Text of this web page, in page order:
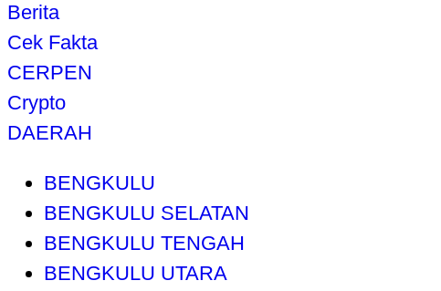
Berita
Cek Fakta
CERPEN
Crypto
DAERAH
BENGKULU
BENGKULU SELATAN
BENGKULU TENGAH
BENGKULU UTARA